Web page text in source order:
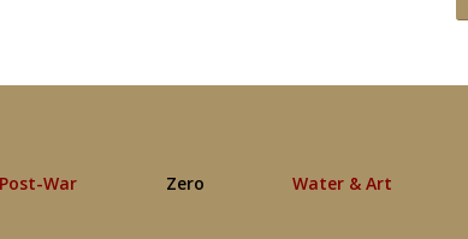
Post-War Zero Water & Art